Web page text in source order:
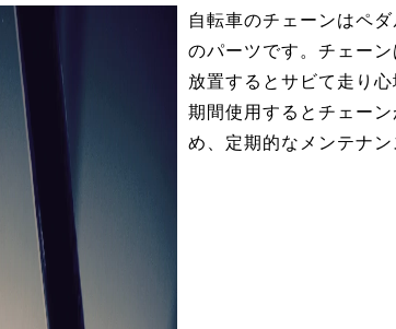
自転車のチェーンはペ
のパーツです。チェーン
放置するとサビて走り
期間使用するとチェー
め、定期的なメンテナン